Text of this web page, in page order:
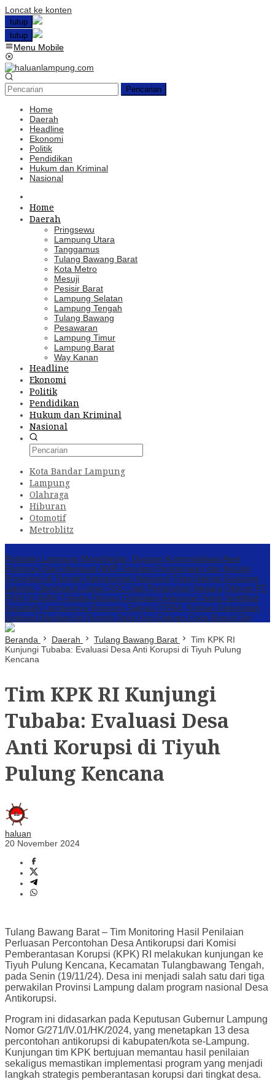
Loncat ke konten
tutup
tutup
Menu Mobile
Pencarian
Home
Daerah
Headline
Ekonomi
Politik
Pendidikan
Hukum dan Kriminal
Nasional
Home
Daerah
Pringsewu
Lampung Utara
Tanggamus
Tulang Bawang Barat
Kota Metro
Mesuji
Pesisir Barat
Lampung Selatan
Lampung Tengah
Tulang Bawang
Pesawaran
Lampung Timur
Lampung Barat
Way Kanan
Headline
Ekonomi
Politik
Pendidikan
Hukum dan Kriminal
Nasional
Kota Bandar Lampung
Lampung
Olahraga
Hiburan
Otomotif
Metroblitz
Perbakin Lampung Menghindar, Dugaan Komersialisasi Aset
Pemprov Kian MenguatAWPI Serukan Perdamaian dan Kecam
Provokasi di Tengah Ketegangan Nasional Triga Rakyat Guncang
Jakarta: Sengkarut Lahan SGC Jadi Pertaruhan Negara Oknum PT.
PNM ULAMM Tubaba Diduga Gelapkan Angsuran Serta Sertifikat
Nasabah Lambannya Respons Satgas ITERA, Korban Kekerasan
Seksual Dilarikan ke Rumah Sakit Usai Diduga Coba Bunuh Diri
Beranda Daerah Tulang Bawang Barat
Tim KPK RI
Kunjungi Tubaba: Evaluasi Desa Anti Korupsi di Tiyuh Pulung
Kencana
Tim KPK RI Kunjungi
Tubaba: Evaluasi Desa
Anti Korupsi di Tiyuh
Pulung Kencana
haluan
20 November 2024
Tulang Bawang Barat – Tim Monitoring Hasil Penilaian
Perluasan Percontohan Desa Antikorupsi dari Komisi
Pemberantasan Korupsi (KPK) RI melakukan kunjungan ke
Tiyuh Pulung Kencana, Kecamatan Tulangbawang Tengah,
pada Senin (19/11/24). Desa ini menjadi salah satu dari tiga
perwakilan Provinsi Lampung dalam program nasional Desa
Antikorupsi.
Program ini didasarkan pada Keputusan Gubernur Lampung
Nomor G/271/IV.01/HK/2024, yang menetapkan 13 desa
percontohan antikorupsi di kabupaten/kota se-Lampung.
Kunjungan tim KPK bertujuan memantau hasil penilaian
sekaligus memastikan implementasi program yang menjadi
langkah strategis pemberantasan korupsi dari tingkat desa.